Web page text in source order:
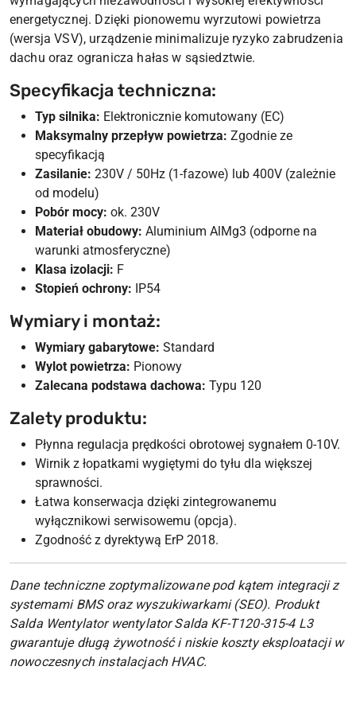
energetycznej. Dzięki pionowemu wyrzutowi powietrza
(wersja VSV), urządzenie minimalizuje ryzyko zabrudzenia
dachu oraz ogranicza hałas w sąsiedztwie.
Specyfikacja techniczna:
Typ silnika: Elektronicznie komutowany (EC)
Maksymalny przepływ powietrza: Zgodnie ze
specyfikacją
Zasilanie: 230V / 50Hz (1-fazowe) lub 400V (zależnie
od modelu)
Pobór mocy: ok. 230V
Materiał obudowy: Aluminium AlMg3 (odporne na
warunki atmosferyczne)
Klasa izolacji: F
Stopień ochrony: IP54
Wymiary i montaż:
Wymiary gabarytowe: Standard
Wylot powietrza: Pionowy
Zalecana podstawa dachowa: Typu 120
Zalety produktu:
Płynna regulacja prędkości obrotowej sygnałem 0-10V.
Wirnik z łopatkami wygiętymi do tyłu dla większej
sprawności.
Łatwa konserwacja dzięki zintegrowanemu
wyłącznikowi serwisowemu (opcja).
Zgodność z dyrektywą ErP 2018.
Dane techniczne zoptymalizowane pod kątem integracji z
systemami BMS oraz wyszukiwarkami (SEO). Produkt
Salda Wentylator wentylator Salda KF-T120-315-4 L3
gwarantuje długą żywotność i niskie koszty eksploatacji w
nowoczesnych instalacjach HVAC.